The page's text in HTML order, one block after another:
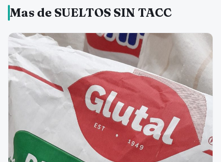
Mas de SUELTOS SIN TACC